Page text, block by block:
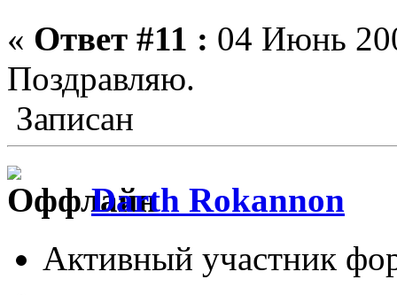
« Ответ #11 : 04 Июнь
Поздравляю.
Записан
Darth Rokannon
Активный участник